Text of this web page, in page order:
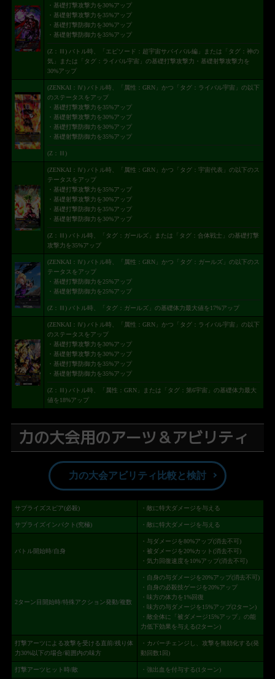
・基礎打撃攻撃力を30%アップ
・基礎射撃攻撃力を35%アップ
・基礎打撃防御力を30%アップ
・基礎射撃防御力を35%アップ
(Z：Ⅲ) バトル時、「エピソード：超宇宙サバイバル編」または「タグ：神の
気」または「タグ：ライバル宇宙」の基礎打撃攻撃力・基礎射撃攻撃力を
30%アップ
(ZENKAI：Ⅳ) バトル時、「属性：GRN」かつ「タグ：ライバル宇宙」の以下
のステータスをアップ
・基礎打撃攻撃力を35%アップ
・基礎射撃攻撃力を30%アップ
・基礎打撃防御力を30%アップ
・基礎射撃防御力を35%アップ
(Z：Ⅲ)
(ZENKAI：Ⅳ) バトル時、「属性：GRN」かつ「タグ：宇宙代表」の以下のス
テータスをアップ
・基礎打撃攻撃力を35%アップ
・基礎射撃攻撃力を30%アップ
・基礎打撃防御力を35%アップ
・基礎射撃防御力を30%アップ
(Z：Ⅲ) バトル時、「タグ：ガールズ」または「タグ：合体戦士」の基礎打撃
攻撃力を35%アップ
(ZENKAI：Ⅳ) バトル時、「属性：GRN」かつ「タグ：ガールズ」の以下のス
テータスをアップ
・基礎打撃防御力を25%アップ
・基礎射撃防御力を25%アップ
(Z：Ⅲ) バトル時、「タグ：ガールズ」の基礎体力最大値を17%アップ
(ZENKAI：Ⅳ) バトル時、「属性：GRN」かつ「タグ：ライバル宇宙」の以下
のステータスをアップ
・基礎打撃攻撃力を30%アップ
・基礎射撃攻撃力を30%アップ
・基礎打撃防御力を35%アップ
・基礎射撃防御力を35%アップ
(Z：Ⅲ) バトル時、「属性：GRN」または「タグ：第6宇宙」の基礎体力最大
値を18%アップ
力の大会用のアーツ＆アビリティ
力の大会アビリティ比較と検討
サプライズスピア(必殺) ・敵に特大ダメージを与える
サプライズインパクト(究極) ・敵に特大ダメージを与える
バトル開始時/自身
・与ダメージを80%アップ(消去不可)
・被ダメージを20%カット(消去不可)
・気力回復速度を10%アップ(消去不可)
2ターン目開始時/特殊アクション発動/複数
・自身の与ダメージを20%アップ(消去不可)
・自身の必殺技ゲージを20%アップ
・味方の体力を1%回復
・味方の与ダメージを15%アップ(2ターン)
・敵全体に「被ダメージ15%アップ」の能
力低下効果を与える(2ターン)
打撃アーツによる攻撃を受ける直前/残り体
力30%以下の場合/範囲内の味方
・カバーチェンジし、攻撃を無効化する(発
動回数1回)
打撃アーツヒット時/敵 ・強出血を付与する(1ターン)